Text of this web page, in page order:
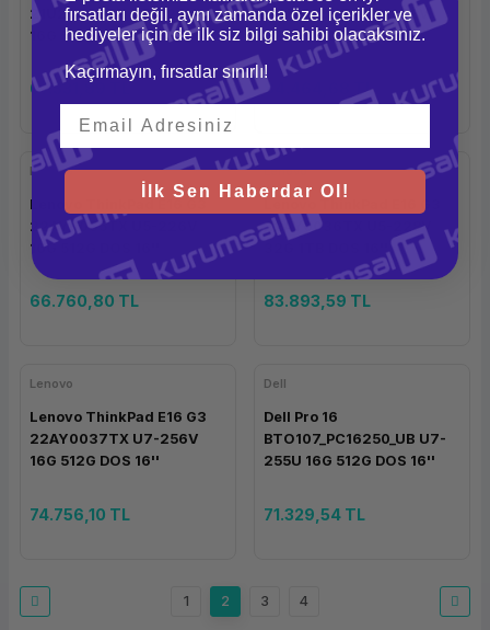
21U2005GTX U5-226V
16G 512G DOS 14''
67.331,89 TL
21U2005HTX U5-228V
32G 1TB DOS 14''
84.464,68 TL
Lenovo
Lenovo ThinkPad E16 G3
22AY0035TX U5-226V
16G 512G DOS 16''
66.760,80 TL
Lenovo
22AY0036TX U5-228V
83.893,59 TL
Lenovo
Lenovo ThinkPad E16 G3
22AY0037TX U7-256V
16G 512G DOS 16''
74.756,10 TL
Dell
Dell Pro 16
BTO107_PC16250_UB U7-
255U 16G 512G DOS 16''
71.329,54 TL
1 2 3 4
fırsatları değil, aynı zamanda özel içerikler ve
hediyeler için de ilk siz bilgi sahibi olacaksınız.
Kaçırmayın, fırsatlar sınırlı!
İlk Sen Haberdar Ol!